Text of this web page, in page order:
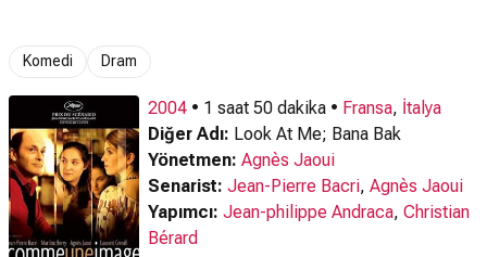
Komedi Dram
2004 • 1 saat 50 dakika • Fransa, İtalya
Diğer Adı: Look At Me; Bana Bak
Yönetmen: Agnès Jaoui
Senarist: Jean-Pierre Bacri, Agnès Jaoui
Yapımcı: Jean-philippe Andraca, Christian
Bérard